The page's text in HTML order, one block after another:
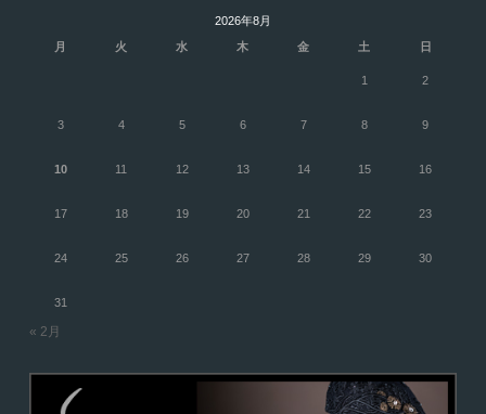
2026年8月
月
火 水 木 金 土 日
1 2
3 4 5 6 7 8 9
10 11 12 13 14 15 16
17 18 19 20 21 22 23
24 25 26 27 28 29 30
31
« 2月